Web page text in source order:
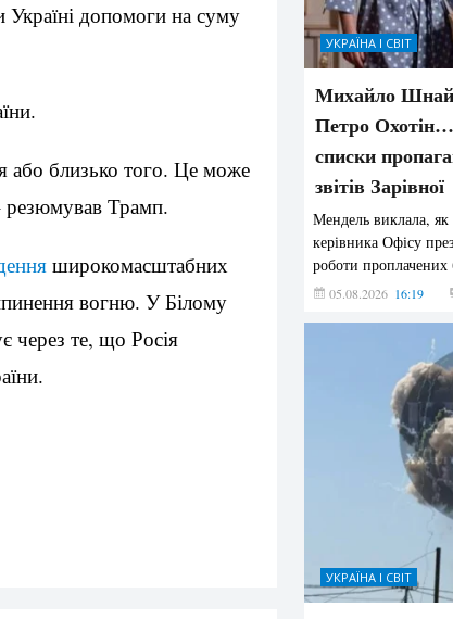
допомоги на суму
або близько того. Це може
резюмував Трамп.
широкомасштабних
вогню. У Білому
те, що Росія
УКРАЇНА І СВІТ
Михайло
Петро
списки
звітів Зарівної
Мендель виклала, як
керівника Офісу
роботи проплачених
05.08.2026 16:19
УКРАЇНА І СВІТ